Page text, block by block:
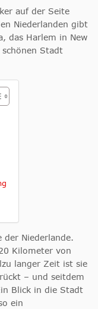
auf der Seite
Niederlanden gibt
das Harlem in New
Stadt
der Niederlande.
Kilometer von
langer Zeit ist sie
– und seitdem
Blick in die Stadt
ein